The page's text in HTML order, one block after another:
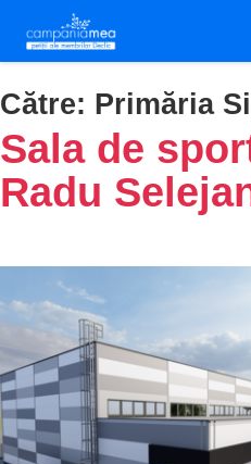
main
content
Către: Primăria
Sala de
Radu